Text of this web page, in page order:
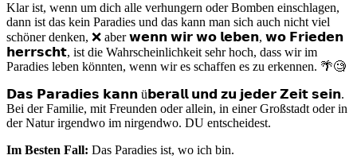
Klar ist, wenn um dich alle verhungern oder Bomben einschlagen,
dann ist das kein Paradies und das kann man sich auch nicht viel
schöner denken, ❌ aber 𝘄𝗲𝗻𝗻 𝘄𝗶𝗿 𝘄𝗼 𝗹𝗲𝗯𝗲𝗻, 𝘄𝗼 𝗙𝗿𝗶𝗲𝗱𝗲𝗻
𝗵𝗲𝗿𝗿𝘀𝗰𝗵𝘁, ist die Wahrscheinlichkeit sehr hoch, dass wir im
Paradies leben könnten, wenn wir es schaffen es zu erkennen. 🌴🧐⁣⁣
𝗗𝗮𝘀 𝗣𝗮𝗿𝗮𝗱𝗶𝗲𝘀 𝗸𝗮𝗻𝗻 ü𝗯𝗲𝗿𝗮𝗹𝗹 𝘂𝗻𝗱 𝘇𝘂 𝗷𝗲𝗱𝗲𝗿 𝗭𝗲𝗶𝘁 𝘀𝗲𝗶𝗻.
Bei der Familie, mit Freunden oder allein, in einer Großstadt oder in
der Natur irgendwo im nirgendwo. DU entscheidest. ⁣
Im Besten Fall: Das Paradies ist, wo ich bin.